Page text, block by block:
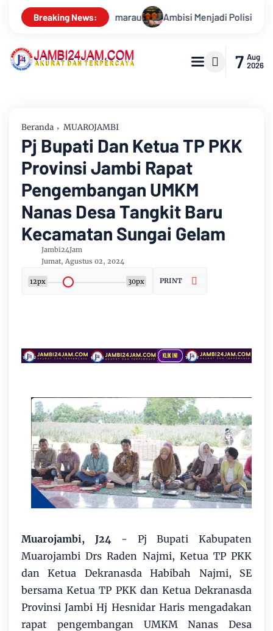
Breaking News:
Dimanfaatkan Oknum, Dua Anggota Polda Jambi Diduga
7 Aug
2026
Beranda MUAROJAMBI
Pj Bupati Dan Ketua TP PKK
Provinsi Jambi Rapat
Pengembangan UMKM
Nanas Desa Tangkit Baru
Kecamatan Sungai Gelam
Jambi24Jam
Jumat, Agustus 02, 2024
12px 30px PRINT
Muarojambi, J24- Pj Bupati Kabupaten
Muarojambi Drs Raden Najmi, Ketua TP PKK
dan Ketua Dekranasda Habibah Najmi, SE
bersama Ketua TP PKK dan Ketua Dekranasda
Provinsi Jambi Hj Hesnidar Haris mengadakan
rapat pengembangan UMKM Nanas Desa